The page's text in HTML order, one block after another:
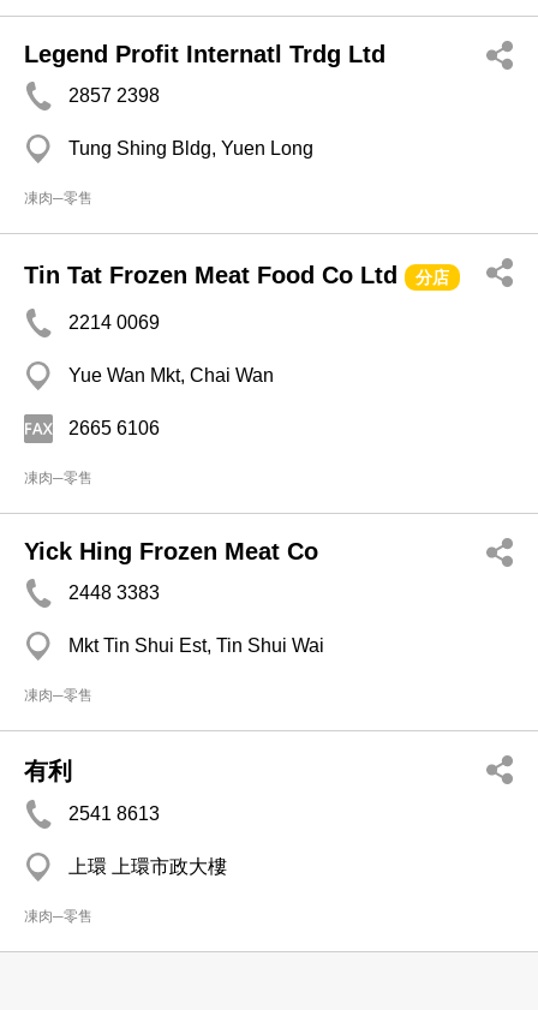
Legend Profit Internatl Trdg Ltd
2857 2398
Tung Shing Bldg, Yuen Long
凍肉─零售
Tin Tat Frozen Meat Food Co Ltd 分店
2214 0069
Yue Wan Mkt, Chai Wan
2665 6106
凍肉─零售
Yick Hing Frozen Meat Co
2448 3383
Mkt Tin Shui Est, Tin Shui Wai
凍肉─零售
有利
2541 8613
上環 上環市政大樓
凍肉─零售